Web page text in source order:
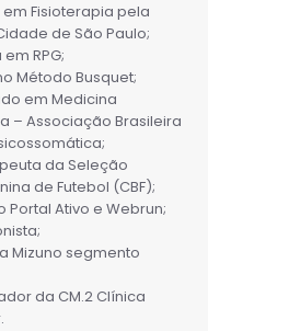
Fisioterapia pela
de São Paulo;
RPG;
Método Busquet;
em Medicina
– Associação Brasileira
da Seleção
de Futebol (CBF);
Portal Ativo e Webrun;
Mizuno segmento
da CM.2 Clínica